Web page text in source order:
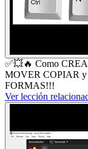
✅💥🔥 Como
MOVER COPIAR
FORMAS!!!
Ver lección